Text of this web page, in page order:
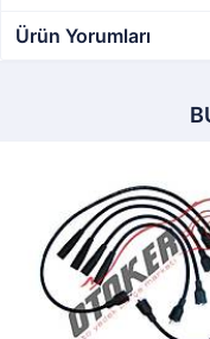
Ürün Yorumları